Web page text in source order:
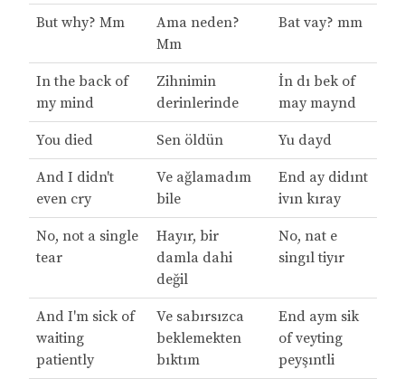
But why? Mm
Ama neden?
Mm
Bat vay? mm
In the back of
my mind
Zihnimin
derinlerinde
İn dı bek of
may maynd
You died Sen öldün Yu dayd
And I didn't
even cry
Ve ağlamadım
bile
End ay didınt
ivın kıray
No, not a single
tear
Hayır, bir
damla dahi
değil
No, nat e
singıl tiyır
And I'm sick of
waiting
patiently
Ve sabırsızca
beklemekten
bıktım
End aym sik
of veyting
peyşıntli